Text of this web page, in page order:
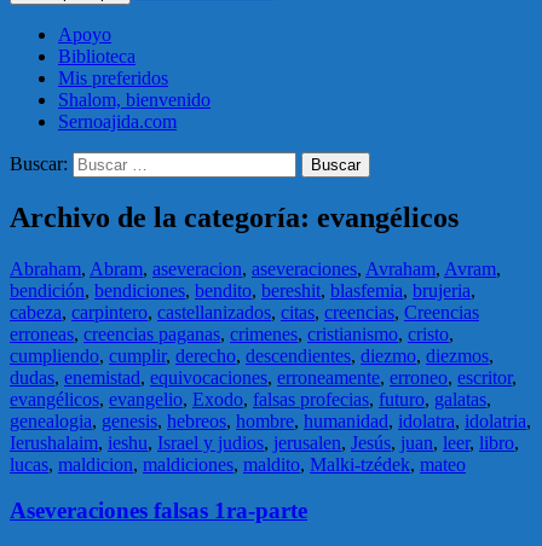
Apoyo
Biblioteca
Mis preferidos
Shalom, bienvenido
Sernoajida.com
Buscar:
Archivo de la categoría: evangélicos
Abraham, Abram, aseveracion, aseveraciones, Avraham, Avram,
bendición, bendiciones, bendito, bereshit, blasfemia, brujeria,
cabeza, carpintero, castellanizados, citas, creencias, Creencias
erroneas, creencias paganas, crimenes, cristianismo, cristo,
cumpliendo, cumplir, derecho, descendientes, diezmo, diezmos,
dudas, enemistad, equivocaciones, erroneamente, erroneo, escritor,
evangélicos, evangelio, Exodo, falsas profecias, futuro, galatas,
genealogia, genesis, hebreos, hombre, humanidad, idolatra, idolatria,
Ierushalaim, ieshu, Israel y judios, jerusalen, Jesús, juan, leer, libro,
lucas, maldicion, maldiciones, maldito, Malki-tzédek, mateo
Aseveraciones falsas 1ra-parte